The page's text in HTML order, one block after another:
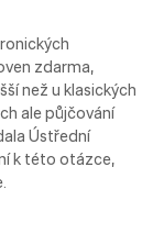
zdarma,
než u klasických
ale půjčování
Ústřední
k této otázce,